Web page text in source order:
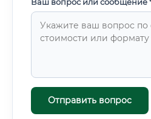
Отправить вопрос